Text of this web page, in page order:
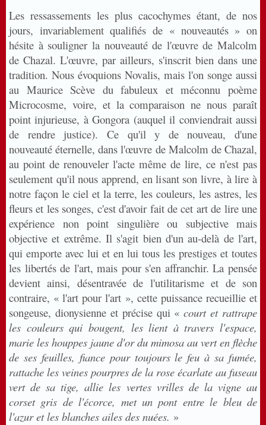
Les ressassements les plus cacochymes étant, de nos
jours, invariablement qualifiés de « nouveautés » on
hésite à souligner la nouveauté de l'œuvre de Malcolm
de Chazal. L'œuvre, par ailleurs, s'inscrit bien dans une
tradition. Nous évoquions Novalis, mais l'on songe aussi
au Maurice Scève du fabuleux et méconnu poème
Microcosme, voire, et la comparaison ne nous paraît
point injurieuse, à Gongora (auquel il conviendrait aussi
de rendre justice). Ce qu'il y de nouveau, d'une
nouveauté éternelle, dans l'œuvre de Malcolm de Chazal,
au point de renouveler l'acte même de lire, ce n'est pas
seulement qu'il nous apprend, en lisant son livre, à lire à
notre façon le ciel et la terre, les couleurs, les astres, les
fleurs et les songes, c'est d'avoir fait de cet art de lire une
expérience non point singulière ou subjective mais
objective et extrême. Il s'agit bien d'un au-delà de l'art,
qui emporte avec lui et en lui tous les prestiges et toutes
les libertés de l'art, mais pour s'en affranchir. La pensée
devient ainsi, désentravée de l'utilitarisme et de son
contraire, « l'art pour l'art », cette puissance recueillie et
songeuse, dionysienne et précise qui «court et rattrape
les couleurs qui bougent, les lient à travers l'espace,
marie les houppes jaune d'or du mimosa au vert en flèche
de ses feuilles, fiance pour toujours le feu à sa fumée,
rattache les veines pourpres de la rose écarlate au fuseau
vert de sa tige, allie les vertes vrilles de la vigne au
corset gris de l'écorce, met un pont entre le bleu de
l'azur et les blanches ailes des nuées. »